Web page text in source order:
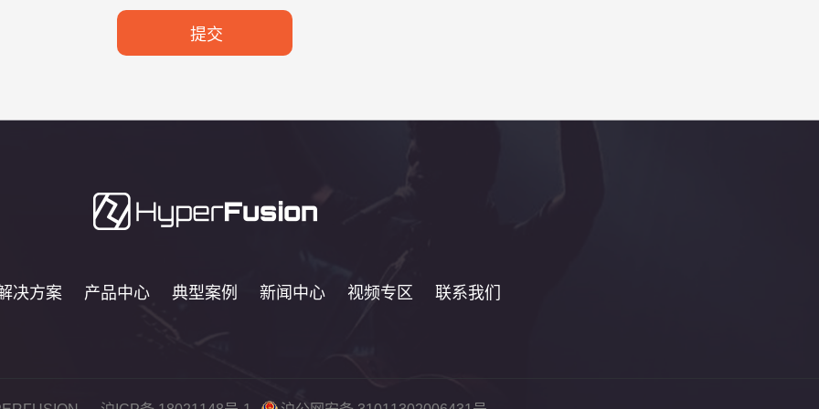
决方案 产品中心 典型案例 新闻中心 视频专区 联系我们